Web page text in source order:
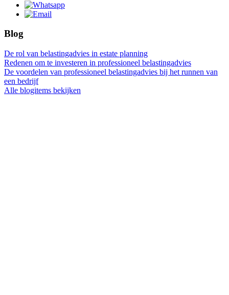
Blog
De rol van belastingadvies in estate planning
Redenen om te investeren in professioneel belastingadvies
De voordelen van professioneel belastingadvies bij het runnen van
een bedrijf
Alle blogitems bekijken